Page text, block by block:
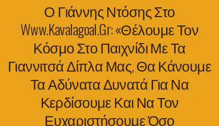
Ο Γιάννης Ντόσης Στο
Www.kavalagoal.gr: «Θέλουμε Τον
Κόσμο Στο Παιχνίδι Με Τα
Γιαννιτσά Δίπλα Μας, Θα Κάνουμε
Τα Αδύνατα Δυνατά Για Να
Κερδίσουμε Και Να Τον
Ευχαριστήσουμε Όσο